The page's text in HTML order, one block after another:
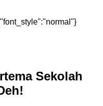
Sekolah